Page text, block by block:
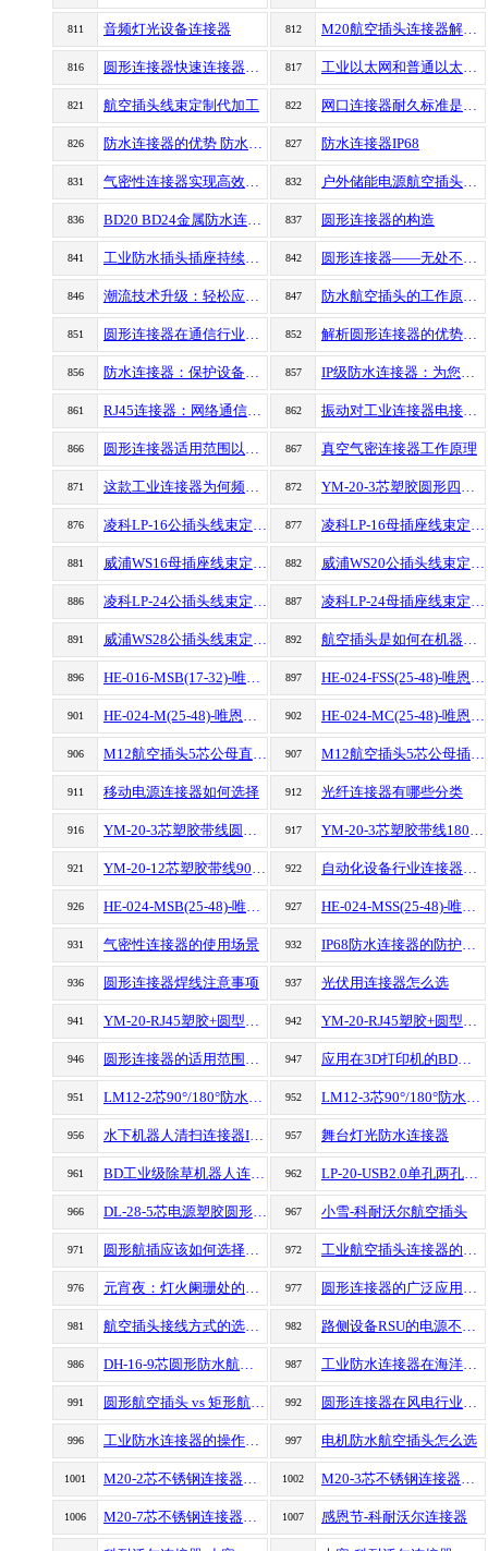
811 音频灯光设备连接器 812 M20航空插头连接器解析 M20航空插头连接器用途
816 圆形连接器快速连接器（快插圆形连接器） 817 工业以太网和普通以太网的区别
821 航空插头线束定制代加工 822 网口连接器耐久标准是多少
826 防水连接器的优势 防水连接器维护 827 防水连接器IP68
831 气密性连接器实现高效密封的关键因素 832 户外储能电源航空插头应用
836 BD20 BD24金属防水连接器 837 圆形连接器的构造
841 工业防水插头插座持续保护电气设备的关键 842 圆形连接器——无处不在的连接奇迹
846 潮流技术升级：轻松应对户外环境的RJ45防水连接器 847 防水航空插头的工作原理及应用
851 圆形连接器在通信行业中的重要性与应用案例解析 852 解析圆形连接器的优势和在工业领域的应用
856 防水连接器：保护设备的可靠连接和功能完整性 857 IP级防水连接器：为您提供可靠的防水连接保护
861 RJ45连接器：网络通信中的关键组件 862 振动对工业连接器电接触性能有何影响？
866 圆形连接器适用范围以及作用 867 真空气密连接器工作原理
871 这款工业连接器为何频频亮相微波固态源上?答案就在这篇文章 872 YM-20-3芯塑胶圆形四孔防水航空插头连接器二代
876 凌科LP-16公插头线束定制加工 877 凌科LP-16母插座线束定制加工
881 威浦WS16母插座线束定制加工 882 威浦WS20公插头线束定制加工
886 凌科LP-24公插头线束定制加工 887 凌科LP-24母插座线束定制加工
891 威浦WS28公插头线束定制加工 892 航空插头是如何在机器人应用以及应用广泛的几个因素
896 HE-016-MSB(17-32)-唯恩WAIN 897 HE-024-FSS(25-48)-唯恩WAIN
901 HE-024-M(25-48)-唯恩WAIN 902 HE-024-MC(25-48)-唯恩WAIN
906 M12航空插头5芯公母直插头带2米线 907 M12航空插头5芯公母插座带0.5米线
911 移动电源连接器如何选择 912 光纤连接器有哪些分类
916 YM-20-3芯塑胶带线圆形防水航空插头连接器 917 YM-20-3芯塑胶带线180度圆形防水航空插头连接器
921 YM-20-12芯塑胶带线90度圆形防水航空插头公头母座连接器 922 自动化设备行业连接器应该如何选择
926 HE-024-MSB(25-48)-唯恩WAIN 927 HE-024-MSS(25-48)-唯恩WAIN
931 气密性连接器的使用场景 932 IP68防水连接器的防护效果
936 圆形连接器焊线注意事项 937 光伏用连接器怎么选
941 YM-20-RJ45塑胶+圆型黑色款防水航空插头连接器 942 YM-20-RJ45塑胶+圆型黄色款防水航空插头连接器
946 圆形连接器的适用范围有哪些 947 应用在3D打印机的BD系列金属连接器
951 LM12-2芯90°/180°防水电缆组件航空插头连接器 952 LM12-3芯90°/180°防水电缆组件航空插头连接器
956 水下机器人清扫连接器IP68防护等级 957 舞台灯光防水连接器
961 BD工业级除草机器人连接器 962 LP-20-USB2.0单孔两孔四孔防水航空插头连接器
966 DL-28-5芯电源塑胶圆形防水航空插头连接器 967 小雪-科耐沃尔航空插头
971 圆形航插应该如何选择‌？（如何选择圆形连接器） 972 工业航空插头连接器的分类（工业连接器分类）
976 元宵夜：灯火阑珊处的团圆-科耐沃尔连接器 977 圆形连接器的广泛应用场景及其优势
981 航空插头接线方式的选择指南 982 路侧设备RSU的电源不稳定是否困扰您?凌科工业连接器带来全新解决方案
986 DH-16-9芯圆形防水航空插头连接器 987 工业防水连接器在海洋工程中的应用
991 圆形航空插头 vs 矩形航空插头：核心区别一览 992 圆形连接器在风电行业的关键应用与技术要求
996 工业防水连接器的操作指南 997 电机防水航空插头怎么选
1001 M20-2芯不锈钢连接器母插头公插座 1002 M20-3芯不锈钢连接器母插头公插座
1006 M20-7芯不锈钢连接器母插头公插座 1007 感恩节-科耐沃尔连接器